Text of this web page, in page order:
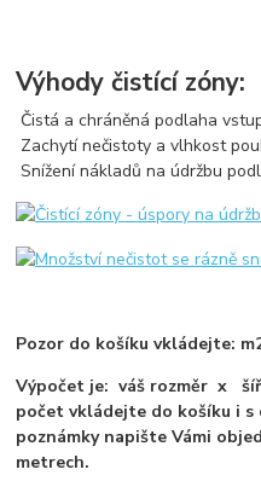
Výhody čistící zóny:
Čistá a chráněná podlaha
Zachytí nečistoty a vlhkost
Snížení nákladů na údržbu
Pozor do košíku vkládejte:
Výpočet je: váš rozměr x
počet vkládejte do košíku i s
poznámky napište Vámi
metrech.